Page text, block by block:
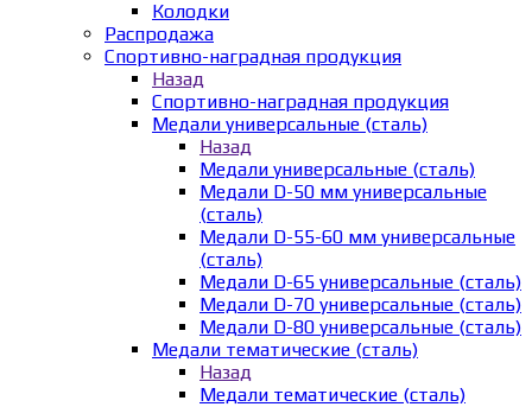
Колодки
Распродажа
Спортивно-наградная продукция
Назад
Спортивно-наградная продукция
Медали универсальные (сталь)
Назад
Медали универсальные (сталь)
Медали D-50 мм универсальные
(сталь)
Медали D-55-60 мм универсальные
(сталь)
Медали D-65 универсальные (сталь)
Медали D-70 универсальные (сталь)
Медали D-80 универсальные (сталь)
Медали тематические (сталь)
Назад
Медали тематические (сталь)